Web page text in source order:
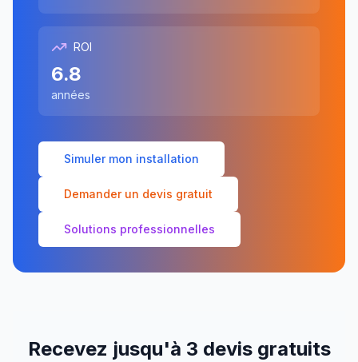
ROI
6.8
années
Simuler mon installation
Demander un devis gratuit
Solutions professionnelles
Recevez jusqu'à 3 devis gratuits